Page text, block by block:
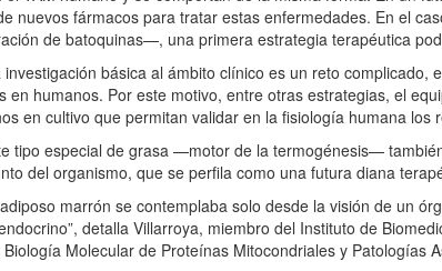
nuevos fármacos para tratar estas enfermedades. En el
de batoquinas—, una primera estrategia terapéutica
básica al ámbito clínico es un reto
en humanos. Por este motivo, entre otras estrategias, el
en cultivo que permitan validar en la fisiología humana
tipo especial de grasa —motor de la termogénesis—
del organismo, que se perfila como una futura diana
marrón se contemplaba solo desde la visión de un
detalla Villarroya, miembro del Instituto de
Molecular de Proteínas Mitocondriales y Patologías